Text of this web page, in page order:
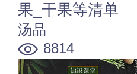
果_干果等清单
汤品
8814